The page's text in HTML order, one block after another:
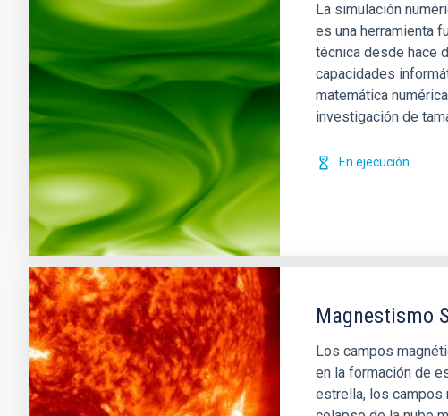
La simulación
es una herramienta
técnica desde hace
capacidades
matemática
investigación de
En ejecución
Magnestismo
Los campos
en la formación de
estrella, los campos